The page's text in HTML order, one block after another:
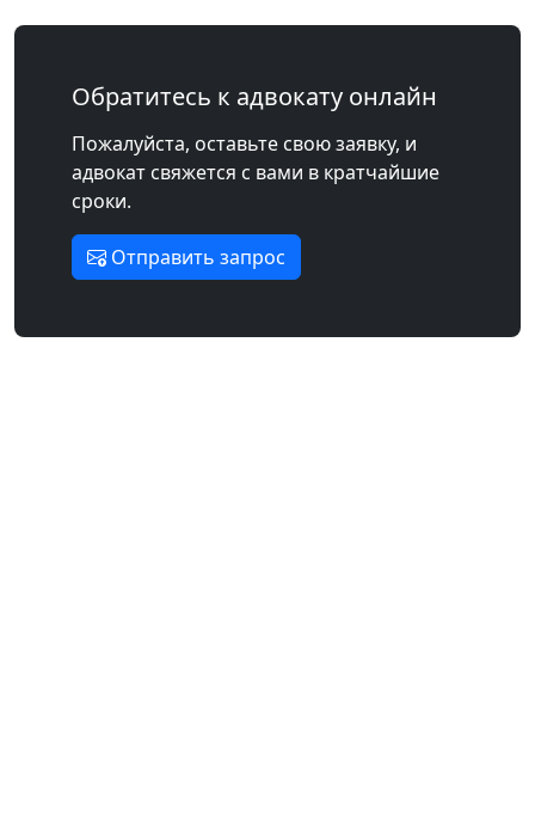
Обратитесь к адвокату онлайн
Пожалуйста, оставьте свою заявку, и
адвокат свяжется с вами в кратчайшие
сроки.
Отправить запрос